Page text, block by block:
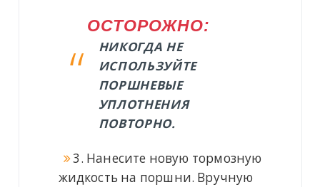
ОСТОРОЖНО:
НИКОГДА НЕ
ИСПОЛЬЗУЙТЕ
ПОРШНЕВЫЕ
УПЛОТНЕНИЯ
ПОВТОРНО.
3. Нанесите новую тормозную
жидкость на поршни. Вручную